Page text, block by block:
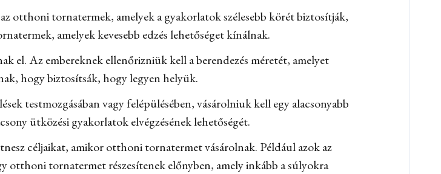
otthoni tornatermek, amelyek a gyakorlatok szélesebb körét biztosítják,
amelyek kevesebb edzés lehetőséget kínálnak.
Az embereknek ellenőrizniük kell a berendezés méretét, amelyet
hogy biztosítsák, hogy legyen helyük.
testmozgásában vagy felépülésében, vásárolniuk kell egy alacsonyabb
ütközési gyakorlatok elvégzésének lehetőségét.
céljaikat, amikor otthoni tornatermet vásárolnak. Például azok az
otthoni tornatermet részesítenek előnyben, amely inkább a súlyokra